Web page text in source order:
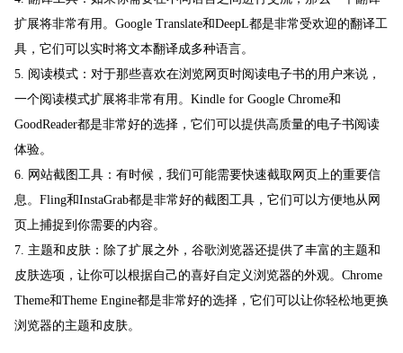
扩展将非常有用。Google Translate和DeepL都是非常受欢迎的翻译工
具，它们可以实时将文本翻译成多种语言。
5. 阅读模式：对于那些喜欢在浏览网页时阅读电子书的用户来说，
一个阅读模式扩展将非常有用。Kindle for Google Chrome和
GoodReader都是非常好的选择，它们可以提供高质量的电子书阅读
体验。
6. 网站截图工具：有时候，我们可能需要快速截取网页上的重要信
息。Fling和InstaGrab都是非常好的截图工具，它们可以方便地从网
页上捕捉到你需要的内容。
7. 主题和皮肤：除了扩展之外，谷歌浏览器还提供了丰富的主题和
皮肤选项，让你可以根据自己的喜好自定义浏览器的外观。Chrome
Theme和Theme Engine都是非常好的选择，它们可以让你轻松地更换
浏览器的主题和皮肤。